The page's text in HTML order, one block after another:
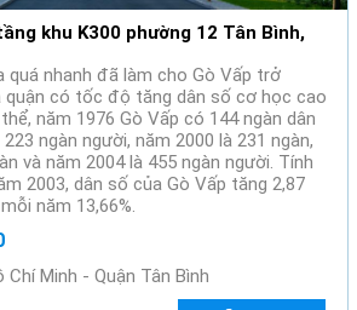
khu K300 phường 12 Tân Bình,
quá nhanh đã làm cho Gò Vấp trở
có tốc độ tăng dân số cơ học cao
năm 1976 Gò Vấp có 144 ngàn dân
ngàn người, năm 2000 là 231 ngàn,
và năm 2004 là 455 ngàn người. Tính
2003, dân số của Gò Vấp tăng 2,87
năm 13,66%.
Minh - Quận Tân Bình